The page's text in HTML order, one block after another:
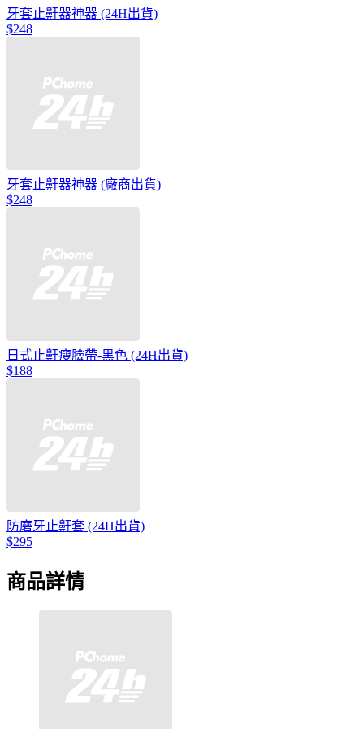
牙套止鼾器神器 (24H出貨)
$248
牙套止鼾器神器 (廠商出貨)
$248
日式止鼾瘦臉帶-黑色 (24H出貨)
$188
防磨牙止鼾套 (24H出貨)
$295
商品詳情